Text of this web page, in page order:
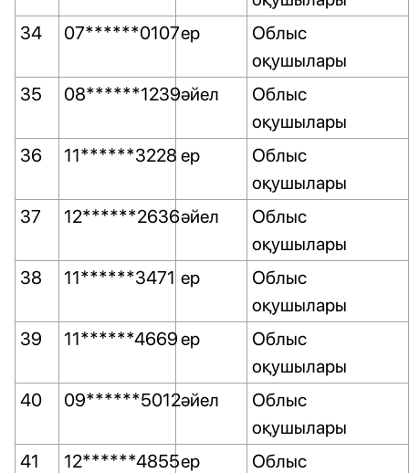
34
07******0107ер
Облыс
оқушылары
35
08******1239әйел
Облыс
оқушылары
36
11******3228 ер
Облыс
оқушылары
37
12******2636әйел
Облыс
оқушылары
38
11******3471 ер
Облыс
оқушылары
39
11******4669ер
Облыс
оқушылары
40
09******5012әйел
Облыс
оқушылары
41
12******4855ер
Облыс